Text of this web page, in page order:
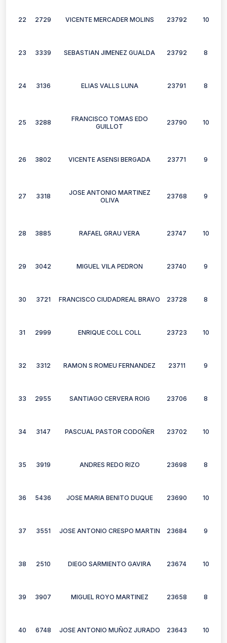
22 2729 VICENTE MERCADER MOLINS 23792 10
23 3339 SEBASTIAN JIMENEZ GUALDA 23792 8
24 3136 ELIAS VALLS LUNA 23791 8
25 3288
FRANCISCO TOMAS EDO
GUILLOT
23790 10
26 3802 VICENTE ASENSI BERGADA 23771 9
27 3318
JOSE ANTONIO MARTINEZ
OLIVA
23768 9
28 3885 RAFAEL GRAU VERA 23747 10
29 3042 MIGUEL VILA PEDRON 23740 9
30 3721 FRANCISCO CIUDADREAL BRAVO 23728 8
31 2999 ENRIQUE COLL COLL 23723 10
32 3312 RAMON S ROMEU FERNANDEZ 23711 9
33 2955 SANTIAGO CERVERA ROIG 23706 8
34 3147 PASCUAL PASTOR CODOÑER 23702 10
35 3919 ANDRES REDO RIZO 23698 8
36 5436 JOSE MARIA BENITO DUQUE 23690 10
37 3551 JOSE ANTONIO CRESPO MARTIN 23684 9
38 2510 DIEGO SARMIENTO GAVIRA 23674 10
39 3907 MIGUEL ROYO MARTINEZ 23658 8
40 6748 JOSE ANTONIO MUÑOZ JURADO 23643 10